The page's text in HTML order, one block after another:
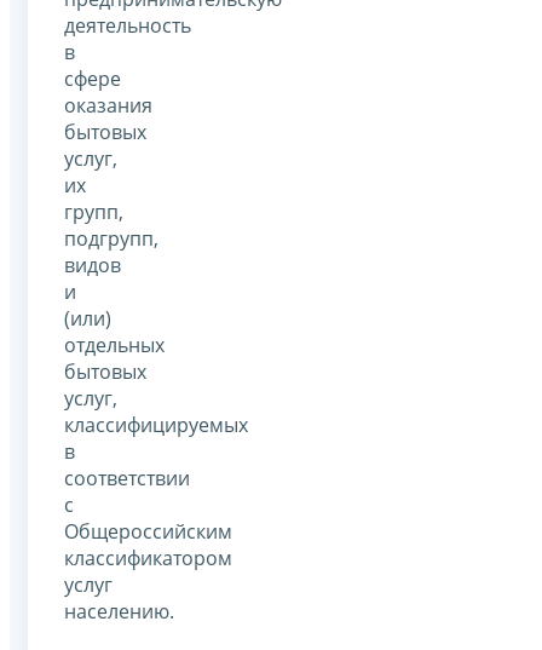
деятельность
в
сфере
оказания
бытовых
услуг,
их
групп,
подгрупп,
видов
и
(или)
отдельных
бытовых
услуг,
классифицируемых
в
соответствии
с
Общероссийским
классификатором
услуг
населению.